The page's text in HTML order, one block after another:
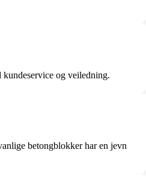
og veiledning.
betongblokker har en jevn